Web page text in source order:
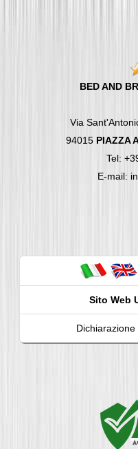
BED AND
Via
94015 PIAZZA
Tel:
E-mail:
Sito Web
Dichiarazione